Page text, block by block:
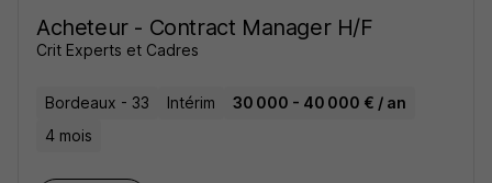
Acheteur - Contract Manager H/F
Crit Experts et Cadres
Bordeaux - 33 Intérim
30 000 - 40 000 € / an
4 mois